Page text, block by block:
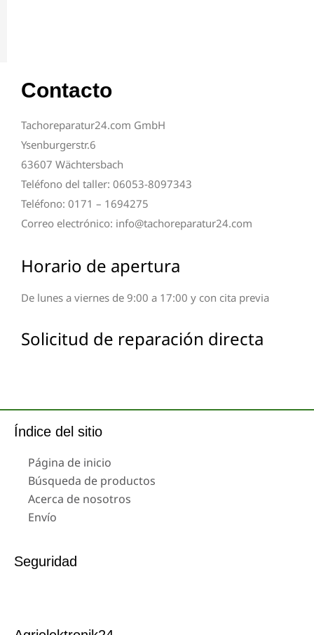
Contacto
Tachoreparatur24.com GmbH
Ysenburgerstr.6
63607 Wächtersbach
Teléfono del taller: 06053-8097343
Teléfono: 0171 – 1694275
Correo electrónico: info@tachoreparatur24.com
Horario de apertura
De lunes a viernes de 9:00 a 17:00 y con cita previa
Solicitud de reparación directa
Índice del sitio
Página de inicio
Búsqueda de productos
Acerca de nosotros
Envío
Seguridad